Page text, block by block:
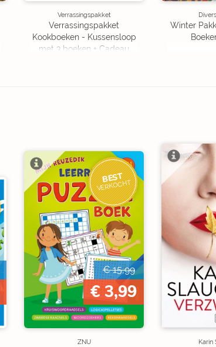
Verrassingspakket
Verrassingspakket
Kookboeken - Kussensloop
met 3 boeken + Cadeau
Winter
BEST
VERKOCHT
€ 15,99
€ 3,99
ZNU Karin